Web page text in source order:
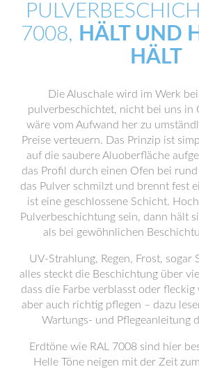
7008, HÄLT UND
HÄLT
Die Aluschale wird im Werk
pulverbeschichtet, nicht bei uns in
wäre vom Aufwand her zu
Preise verteuern. Das Prinzip ist
auf die saubere Aluoberfläche
das Profil durch einen Ofen bei
das Pulver schmilzt und brennt fest
ist eine geschlossene Schicht.
Pulverbeschichtung sein, dann hält
als bei gewöhnlichen
UV-Strahlung, Regen, Frost, sogar
alles steckt die Beschichtung über
dass die Farbe verblasst oder
aber auch richtig pflegen – dazu
Wartungs- und Pflegeanleitung
Erdtöne wie RAL 7008 sind hier
Helle Töne neigen mit der Zeit